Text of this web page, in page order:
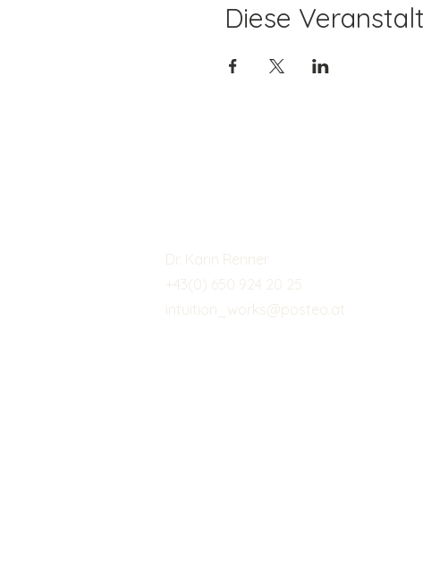
Diese
Dr. Karin Renner
+43(0) 650 924 20 25
intuition_works@posteo.at